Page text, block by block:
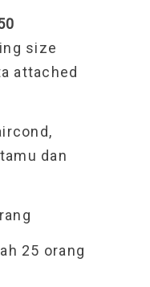
size
attached
dan
25 orang